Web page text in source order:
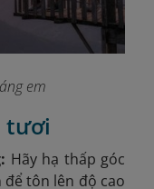
em
tươi
Hãy hạ thấp góc
tôn lên độ cao